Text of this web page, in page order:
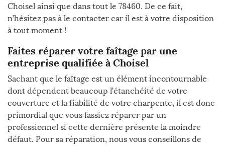
Choisel ainsi que dans tout le 78460. De ce fait,
n’hésitez pas à le contacter car il est à votre disposition
à tout moment !
Faites réparer votre faîtage par une
entreprise qualifiée à Choisel
Sachant que le faîtage est un élément incontournable
dont dépendent beaucoup l’étanchéité de votre
couverture et la fiabilité de votre charpente, il est donc
primordial que vous fassiez réparer par un
professionnel si cette dernière présente la moindre
défaut. Pour sa réparation, nous vous conseillons de